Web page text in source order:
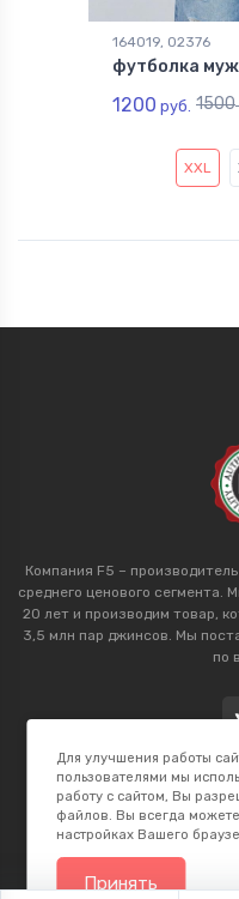
164019, 02376
футболка
1200 руб. 1500
XXL
Компания F5 –
среднего ценового сегмента.
20 лет и производим товар,
3,5 млн пар джинсов. Мы
по
Для улучшения работы
пользователями мы
работу с сайтом, Вы
файлов. Вы всегда
настройках Вашего
Принять